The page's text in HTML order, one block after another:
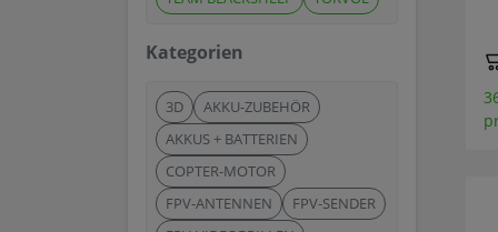
Kategorien
3D
AKKU-ZUBEHÖR
AKKUS + BATTERIEN
COPTER-MOTOR
FPV-ANTENNEN
FPV-SENDER